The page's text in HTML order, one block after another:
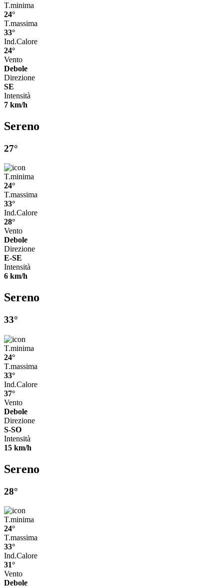
T.minima
24°
T.massima
33°
Ind.Calore
24°
Vento
Debole
Direzione
SE
Intensità
7 km/h
Sereno
27°
T.minima
24°
T.massima
33°
Ind.Calore
28°
Vento
Debole
Direzione
E-SE
Intensità
6 km/h
Sereno
33°
T.minima
24°
T.massima
33°
Ind.Calore
37°
Vento
Debole
Direzione
S-SO
Intensità
15 km/h
Sereno
28°
T.minima
24°
T.massima
33°
Ind.Calore
31°
Vento
Debole